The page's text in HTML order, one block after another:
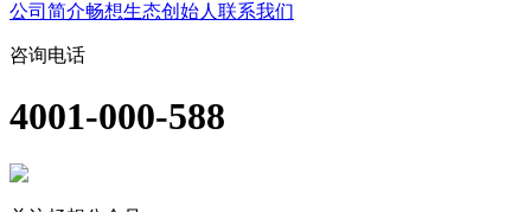
公司简介畅想生态创始人 联系我们
咨询电话
4001-000-588